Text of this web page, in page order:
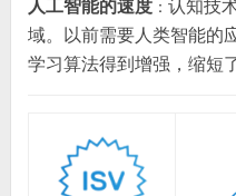
人工智能的速度： 认知技
域。以前需要人类智能的
学习算法得到增强，缩短